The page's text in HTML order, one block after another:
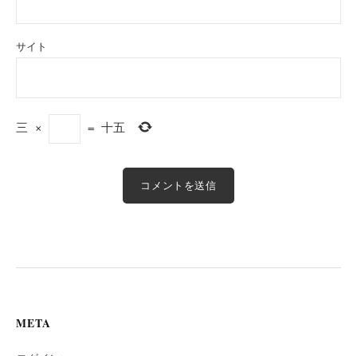
サイト
三 × = 十五
META